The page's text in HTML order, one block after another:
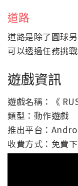
道路
道路是除了圓球
可以透過任務挑
遊戲資訊
遊戲名稱：《
類型：動作遊戲
推出平台：
收費方式：免費